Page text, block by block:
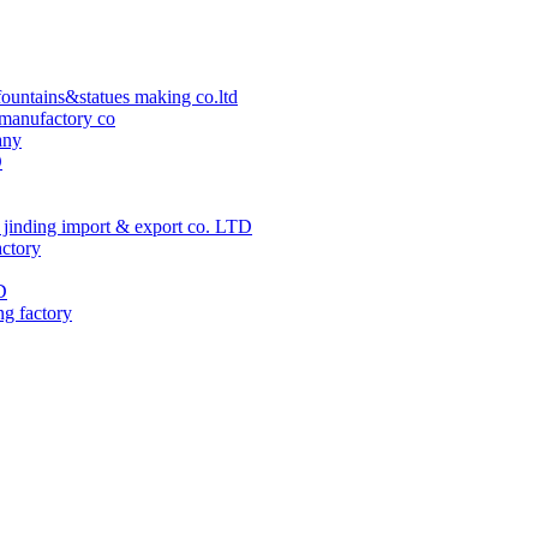
making co.ltd
co
jinding import & export co. LTD
factory